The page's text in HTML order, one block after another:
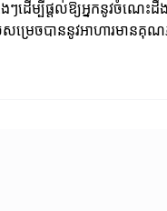
ៗដើម្បីផ្តល់ឱ្យអ្នកនូវចំណេះដឹ
រេចបាននូវអាហារមានគុណ